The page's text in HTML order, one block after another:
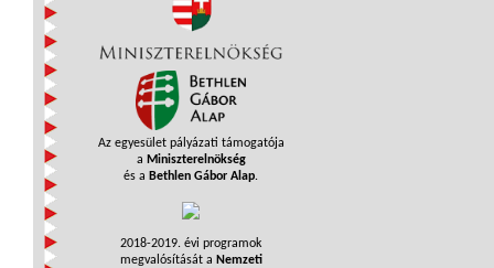
Az egyesület pályázati támogatója
a Miniszterelnökség
és a Bethlen Gábor Alap.
2018-2019. évi programok
megvalósítását a Nemzeti